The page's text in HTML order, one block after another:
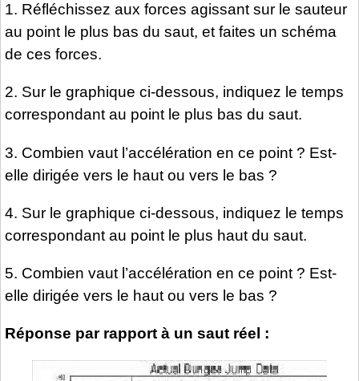
1. Réfléchissez aux forces agissant sur le sauteur
au point le plus bas du saut, et faites un schéma
de ces forces.
2. Sur le graphique ci-dessous, indiquez le temps
correspondant au point le plus bas du saut.
3. Combien vaut l’accélération en ce point ? Est-
elle dirigée vers le haut ou vers le bas ?
4. Sur le graphique ci-dessous, indiquez le temps
correspondant au point le plus haut du saut.
5. Combien vaut l’accélération en ce point ? Est-
elle dirigée vers le haut ou vers le bas ?
Réponse par rapport à un saut réel :